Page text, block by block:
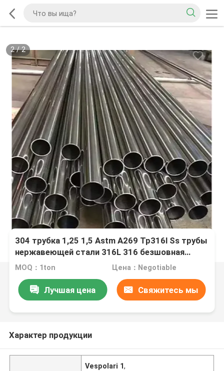
2/2
304 трубка 1,25 1,5 Astm A269 Tp316l Ss трубы
нержавеющей стали 316L 316 безшовная
безшовная в 1,75»
MOQ：1ton Цена：Negotiable
Лучшая цена Свяжитесь мы
Характер продукции
Vespolari 1,